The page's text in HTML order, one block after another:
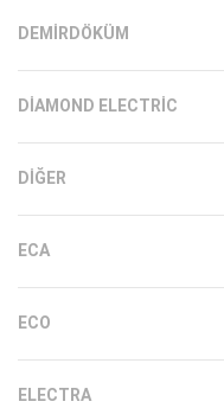
DEMIRDÖKÜM
DIAMOND ELECTRIC
DIĞER
ECA
ECO
ELECTRA